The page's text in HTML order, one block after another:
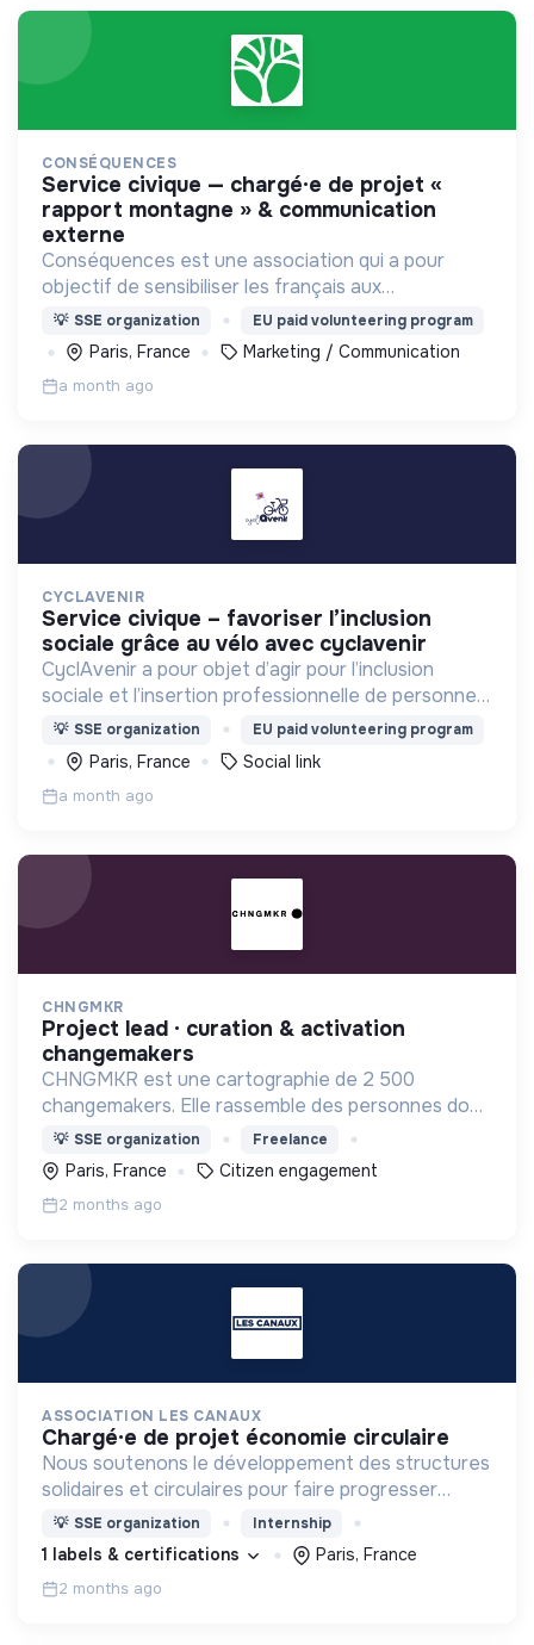
CONSÉQUENCES
service civique — chargé·e de projet «
rapport montagne » & communication
externe
Conséquences est une association qui a pour
objectif de sensibiliser les français aux
conséquences des changements climatiques dans
tous les domaines de leur vie quotidienne, ceci à
l'échelle locale.
💡 SSE organization EU paid volunteering program
Paris, France Marketing / Communication
a month ago
CYCLAVENIR
service civique – favoriser l’inclusion
sociale grâce au vélo avec cyclavenir
CyclAvenir a pour objet d’agir pour l’inclusion
sociale et l’insertion professionnelle de personnes
en situation de précarité et/ou d’exil par
l’utilisation du vélo et l’accès à la culture.
💡 SSE organization EU paid volunteering program
Paris, France Social link
a month ago
CHNGMKR
project lead · curation & activation
changemakers
CHNGMKR est une cartographie de 2 500
changemakers. Elle rassemble des personnes dont
les parcours peuvent inspirer, orienter et aider à
agir, puis les qualifie grâce à une communauté de
curateurs.
💡 SSE organization Freelance
Paris, France Citizen engagement
2 months ago
ASSOCIATION LES CANAUX
chargé·e de projet économie circulaire
Nous soutenons le développement des structures
solidaires et circulaires pour faire progresser
l’économie engagée en favorisant la coopération
entre les entreprises innovantes et les acteurs
locaux.
💡 SSE organization Internship
1 labels & certifications Paris, France
2 months ago